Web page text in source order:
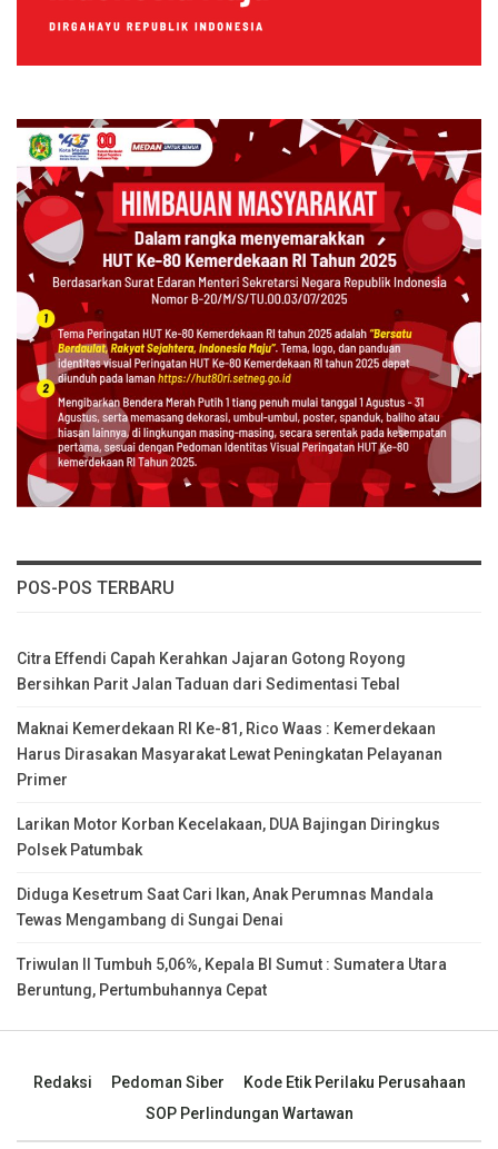
POS-POS TERBARU
Citra Effendi Capah Kerahkan Jajaran Gotong Royong
Bersihkan Parit Jalan Taduan dari Sedimentasi Tebal
Maknai Kemerdekaan RI Ke-81, Rico Waas : Kemerdekaan
Harus Dirasakan Masyarakat Lewat Peningkatan Pelayanan
Primer
Larikan Motor Korban Kecelakaan, DUA Bajingan Diringkus
Polsek Patumbak
Diduga Kesetrum Saat Cari Ikan, Anak Perumnas Mandala
Tewas Mengambang di Sungai Denai
Triwulan II Tumbuh 5,06%, Kepala BI Sumut : Sumatera Utara
Beruntung, Pertumbuhannya Cepat
Redaksi Pedoman Siber
Kode Etik Perilaku Perusahaan
SOP Perlindungan Wartawan